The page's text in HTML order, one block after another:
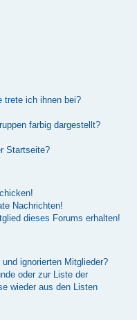
trete ich ihnen bei?
farbig dargestellt?
Startseite?
Nachrichten!
dieses Forums erhalten!
ignorierten Mitglieder?
oder zur Liste der
wieder aus den Listen